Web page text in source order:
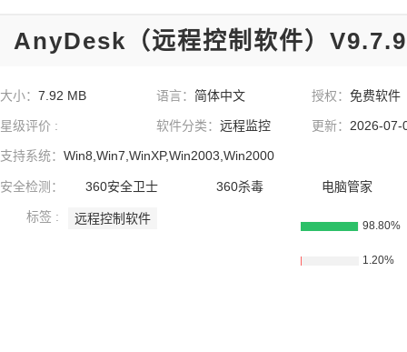
AnyDesk（远程控制软件）
大小： 7.92 MB 语言： 简体中文 授权：免费软件
星级评价 : 软件分类： 远程监控 更新： 2026-07-
支持系统： Win8,Win7,WinXP,Win2003,Win2000
安全检测： 360安全卫士 360杀毒 电脑管家
标签 : 远程控制软件 98.80%
1.20%